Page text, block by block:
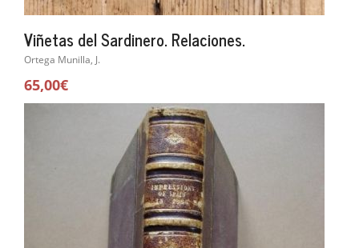
Viñetas del Sardinero. Relaciones.
Ortega Munilla, J.
65,00€